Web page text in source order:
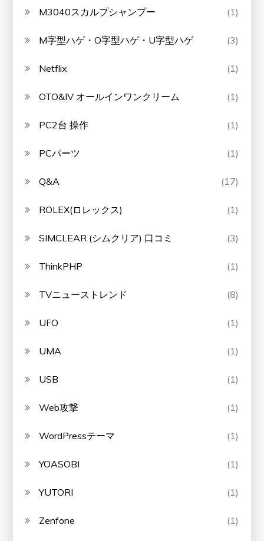
M3040スカルプシャンプー (1)
M字型ハゲ・O字型ハゲ・U字型ハゲ (3)
Netflix (1)
OTO&IV オールインワンクリーム (1)
PC2台 操作 (1)
PCパーツ (1)
Q&A (17)
ROLEX(ロレックス) (1)
SIMCLEAR (シムクリア) 口コミ (3)
ThinkPHP (1)
TVニューストレンド (8)
UFO (1)
UMA (1)
USB (1)
Web攻撃 (1)
WordPressテーマ (1)
YOASOBI (1)
YUTORI (1)
Zenfone (1)